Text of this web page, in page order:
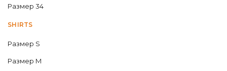
Размер 34
SHIRTS
Размер S
Размер M